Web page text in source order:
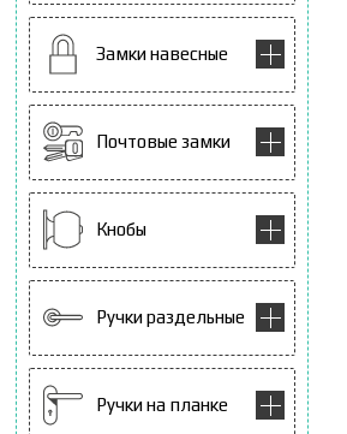
Замки навесные
Почтовые замки
Кнобы
Ручки раздельные
Ручки на планке